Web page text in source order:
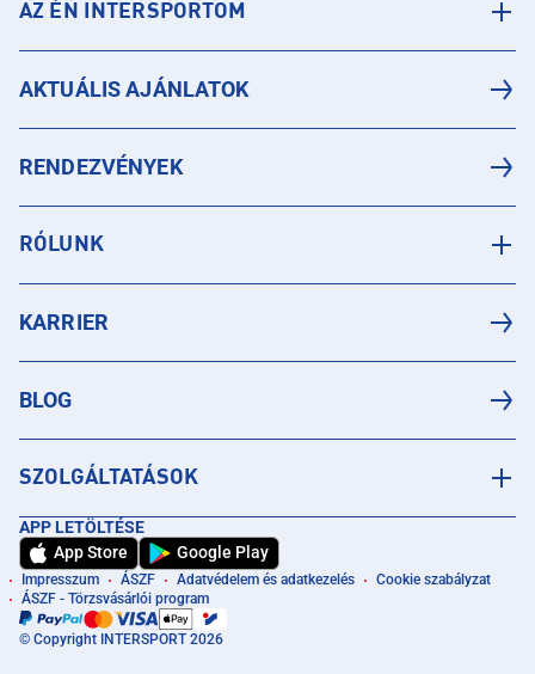
AZ ÉN INTERSPORTOM
AKTUÁLIS AJÁNLATOK
RENDEZVÉNYEK
RÓLUNK
KARRIER
BLOG
SZOLGÁLTATÁSOK
APP LETÖLTÉSE
App Store
Google Play
Impresszum ÁSZF Adatvédelem és adatkezelés
Cookie szabályzat
ÁSZF - Törzsvásárlói program
© Copyright INTERSPORT 2026